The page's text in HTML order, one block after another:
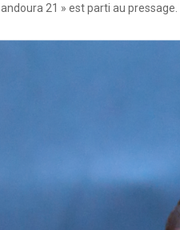
21 » est parti au